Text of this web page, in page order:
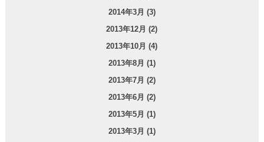
2014年3月 (3)
2013年12月 (2)
2013年10月 (4)
2013年8月 (1)
2013年7月 (2)
2013年6月 (2)
2013年5月 (1)
2013年3月 (1)